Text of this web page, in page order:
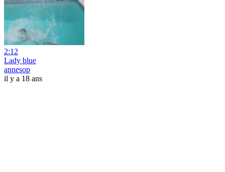
2:12
Lady blue
annesop
il y a 18 ans